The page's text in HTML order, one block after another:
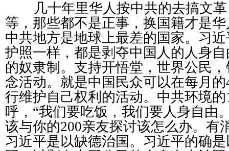
几十年里华人按中共的去搞文
等，那些都不是正事，换国籍才是
中共地方是地球上最差的国家。习
护照一样，都是剥夺中国人的人身
的奴隶制。支持开悟堂，世界公民
念活动。就是中国民众可以在每月的
行维护自己权利的活动。中共环境的
呼， “我们要吃饭，我们要人身自由
该与你的200亲友探讨该怎么办。有
习近平是以缺德治国。习近平的确